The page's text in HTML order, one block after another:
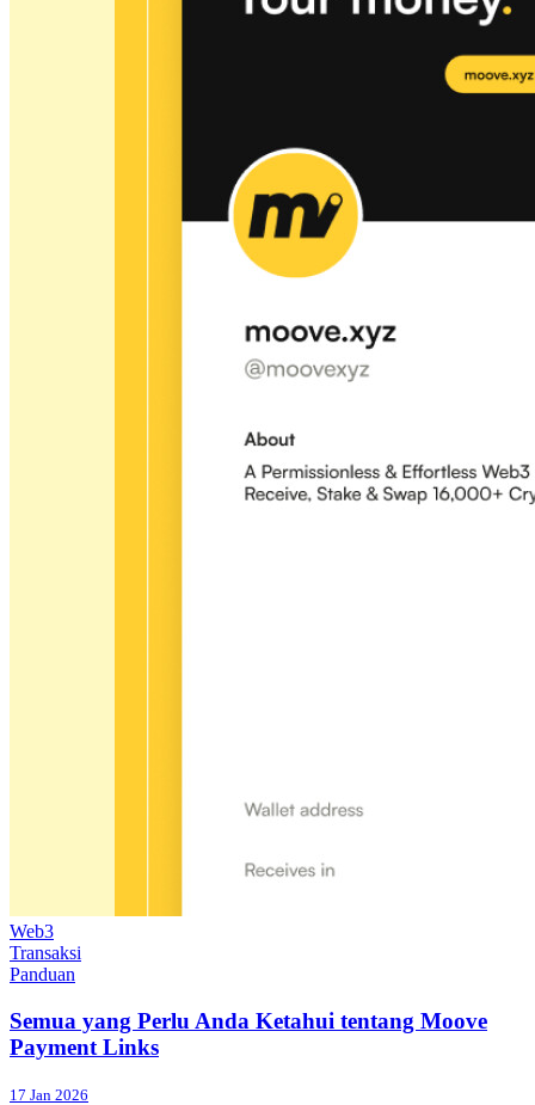
Web3
Transaksi
Panduan
Semua yang Perlu Anda Ketahui tentang Moove
Payment Links
17 Jan 2026